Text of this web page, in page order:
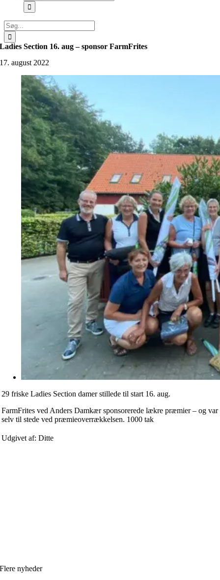
efter:
Søg
efter:
Ladies Section 16. aug – sponsor FarmFrites
17. august 2022
29 friske Ladies Section damer stillede til start 16. aug.
FarmFrites ved Anders Damkær sponsorerede lækre præmier – og var
selv til stede ved præmieoverrækkelsen. 1000 tak
Udgivet af: Ditte
Flere nyheder